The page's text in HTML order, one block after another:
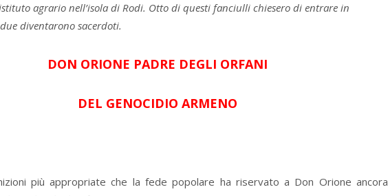
agrario nell’isola di Rodi. Otto di questi fanciulli chiesero di entrare in
diventarono sacerdoti.
DON ORIONE PADRE DEGLI ORFANI
DEL GENOCIDIO ARMENO
più appropriate che la fede popolare ha riservato a Don Orione ancora